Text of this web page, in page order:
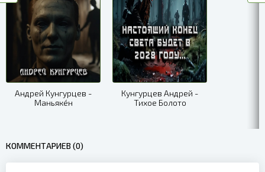
Андрей Кунгурцев -
Маньякéн
Кунгурцев Андрей -
Тихое Болото
КОММЕНТАРИЕВ (0)